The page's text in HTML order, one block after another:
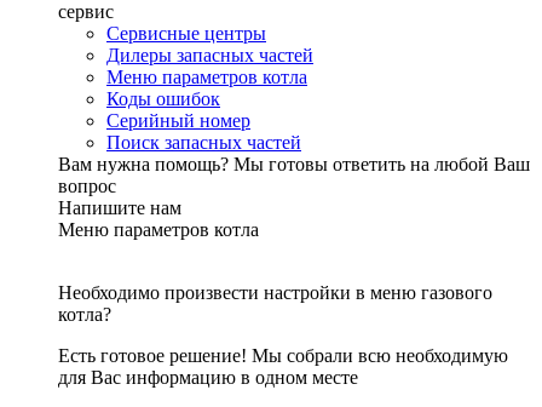
сервис
Сервисные центры
Дилеры запасных частей
Меню параметров котла
Коды ошибок
Серийный номер
Поиск запасных частей
Вам нужна помощь? Мы готовы ответить на любой Ваш
вопрос
Напишите нам
Меню параметров котла
Необходимо произвести настройки в меню газового
котла?
Есть готовое решение! Мы собрали всю необходимую
для Вас информацию в одном месте